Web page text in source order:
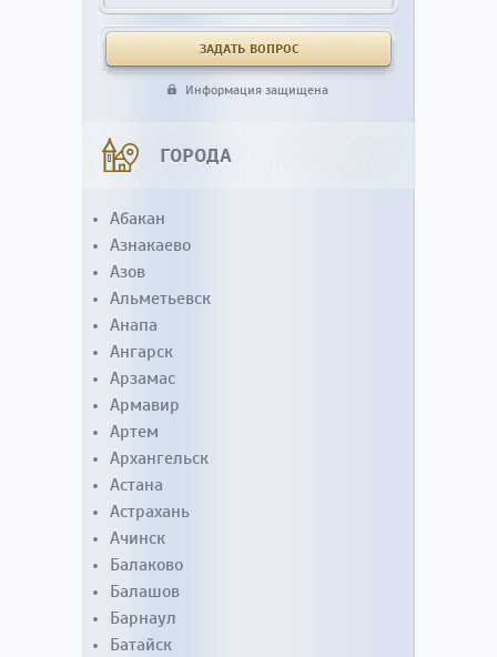
Информация защищена
ГОРОДА
Абакан
Азнакаево
Азов
Альметьевск
Анапа
Ангарск
Арзамас
Армавир
Артем
Архангельск
Астана
Астрахань
Ачинск
Балаково
Балашов
Барнаул
Батайск